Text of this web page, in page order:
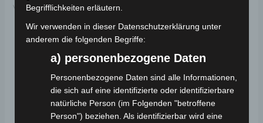
VS1
Begrifflichkeiten erläutern.
Wir verwenden in dieser Datenschutzerklärung unter
anderem die folgenden Begriffe:
a) personenbezogene Daten
Personenbezogene Daten sind alle Informationen,
die sich auf eine identifizierte oder identifizierbare
natürliche Person (im Folgenden "betroffene
Person") beziehen. Als identifizierbar wird eine